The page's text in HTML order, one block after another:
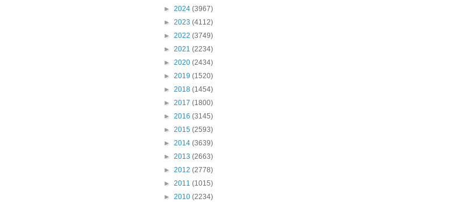
► 2024 (3967)
► 2023 (4112)
► 2022 (3749)
► 2021 (2234)
► 2020 (2434)
► 2019 (1520)
► 2018 (1454)
► 2017 (1800)
► 2016 (3145)
► 2015 (2593)
► 2014 (3639)
► 2013 (2663)
► 2012 (2778)
► 2011 (1015)
► 2010 (2234)